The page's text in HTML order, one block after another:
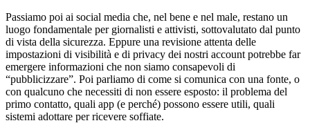
Passiamo poi ai social media che, nel bene e nel male, restano un
luogo fondamentale per giornalisti e attivisti, sottovalutato dal punto
di vista della sicurezza. Eppure una revisione attenta delle
impostazioni di visibilità e di privacy dei nostri account potrebbe far
emergere informazioni che non siamo consapevoli di
“pubblicizzare”. Poi parliamo di come si comunica con una fonte, o
con qualcuno che necessiti di non essere esposto: il problema del
primo contatto, quali app (e perché) possono essere utili, quali
sistemi adottare per ricevere soffiate.